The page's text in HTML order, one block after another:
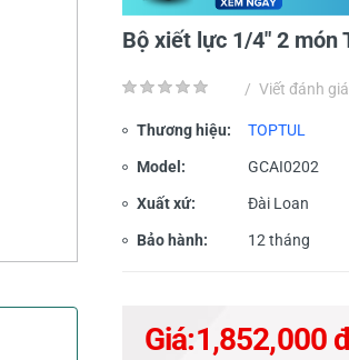
Bộ xiết lực 1/4" 2 món
/ Viết đánh giá
Thương hiệu: TOPTUL
Model: GCAI0202
Xuất xứ: Đài Loan
Bảo hành: 12 tháng
Giá:1,852,000